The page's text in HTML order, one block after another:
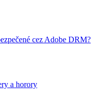
cez Adobe DRM?
a horory